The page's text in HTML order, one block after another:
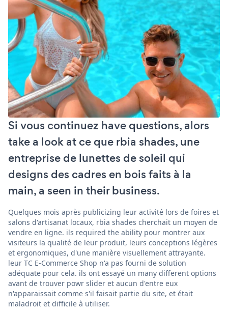
Si vous continuez have questions, alors
take a look at ce que rbia shades, une
entreprise de lunettes de soleil qui
designs des cadres en bois faits à la
main, a seen in their business.
Quelques mois après publicizing leur activité lors de foires et
salons d'artisanat locaux, rbia shades cherchait un moyen de
vendre en ligne. ils required the ability pour montrer aux
visiteurs la qualité de leur produit, leurs conceptions légères
et ergonomiques, d'une manière visuellement attrayante.
leur TC E-Commerce Shop n'a pas fourni de solution
adéquate pour cela. ils ont essayé un many different options
avant de trouver powr slider et aucun d'entre eux
n'apparaissait comme s'il faisait partie du site, et était
maladroit et difficile à utiliser.